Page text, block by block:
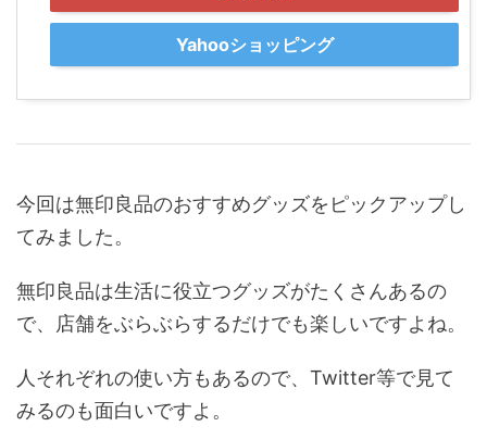
Yahooショッピング
今回は無印良品のおすすめグッズをピックアップし
てみました。
無印良品は生活に役立つグッズがたくさんあるの
で、店舗をぶらぶらするだけでも楽しいですよね。
人それぞれの使い方もあるので、Twitter等で見て
みるのも面白いですよ。